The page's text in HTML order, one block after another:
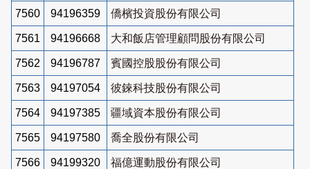
7560 94196359 僑檳投資股份有限公司
7561 94196668 大和飯店管理顧問股份有限公司
7562 94196787 賓國控股股份有限公司
7563 94197054 彼錸科技股份有限公司
7564 94197385 疆域資本股份有限公司
7565 94197580 喬全股份有限公司
7566 94199320 福億運動股份有限公司